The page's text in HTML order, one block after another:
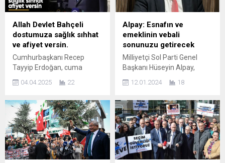
Allah Devlet Bahçeli
dostumuza sağlık sıhhat
ve afiyet versin.
Cumhurbaşkanı Recep
Tayyip Erdoğan, cuma
dair açıklamalarda bulundu.
Başkanı Devlet Bahçeli ile
konuşmasını aktarırken,
‘Devlet Bey ile telefonda
görüştüm; Rahmetli
Türkeş’e dualarımızı
yaptığımzı kendilerine
04.04.2025 22
Alpay: Esnafın ve
emeklinin vebali
sonunuzu getirecek
Milliyetçi Sol Parti Genel
Başkanı Hüseyin Alpay,
geçtikçe derinleştiği bir
yılbaşı tatili yapmasını doğru
bulmadıklarını söyledi.
Milliyetçi Sol Parti (MİLLİ
SOL) Genel Başkanı Hüseyin
Alpay, yaptığı basın
açıklamasında, Bağ-Kur
12.01.2024 18